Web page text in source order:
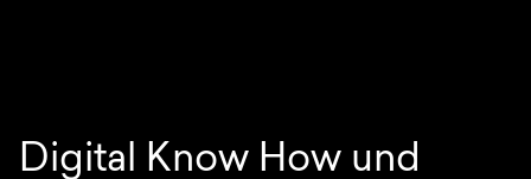
Digital Know How und